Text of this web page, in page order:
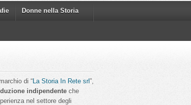
Donne nella Storia
di “La Storia In Rete srl”,
indipendente che
nel settore degli